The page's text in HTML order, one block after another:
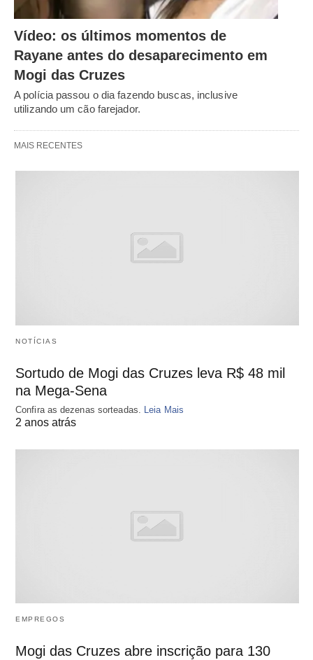
Vídeo: os últimos momentos de
Rayane antes do desaparecimento em
Mogi das Cruzes
A polícia passou o dia fazendo buscas, inclusive
utilizando um cão farejador.
MAIS RECENTES
NOTÍCIAS
Sortudo de Mogi das Cruzes leva R$ 48 mil
na Mega-Sena
Confira as dezenas sorteadas. Leia Mais
2 anos atrás
EMPREGOS
Mogi das Cruzes abre inscrição para 130